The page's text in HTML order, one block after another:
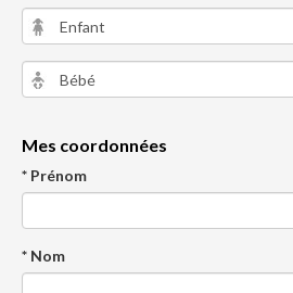
Mes coordonnées
* Prénom
* Nom